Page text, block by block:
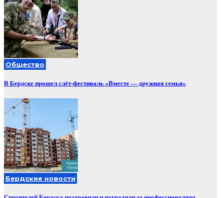
Общество
В Бердске прошел слёт-фестиваль «Вместе — дружная семья»
Бердские новости